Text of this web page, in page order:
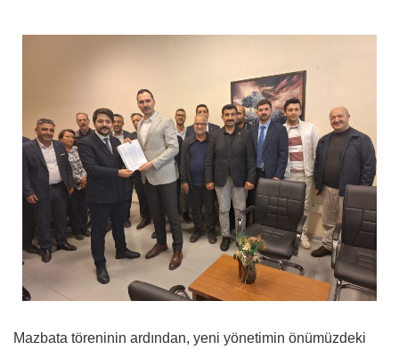
Mazbata töreninin ardından, yeni yönetimin önümüzdeki